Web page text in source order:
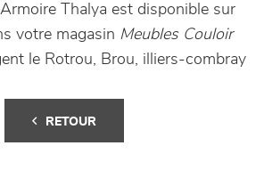
Thalya est disponible sur
votre magasin Meubles Couloir
le Rotrou, Brou, illiers-combray
RETOUR